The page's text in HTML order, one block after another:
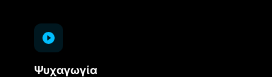
Ψυχαγωγία